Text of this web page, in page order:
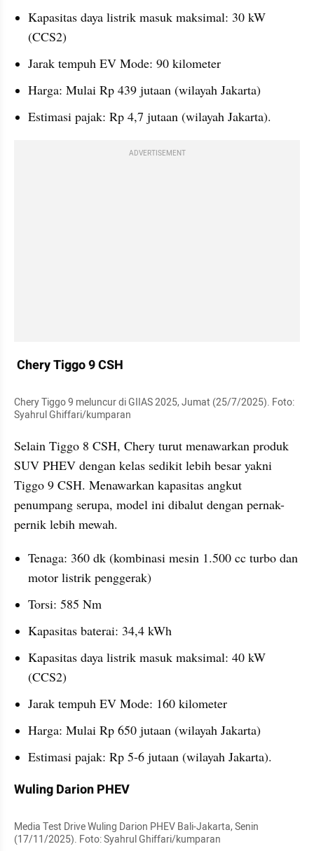
Kapasitas daya listrik masuk maksimal: 30 kW
(CCS2)
Jarak tempuh EV Mode: 90 kilometer
Harga: Mulai Rp 439 jutaan (wilayah Jakarta)
Estimasi pajak: Rp 4,7 jutaan (wilayah Jakarta).
ADVERTISEMENT
Chery Tiggo 9 CSH
Chery Tiggo 9 meluncur di GIIAS 2025, Jumat (25/7/2025). Foto:
Syahrul Ghiffari/kumparan
Selain Tiggo 8 CSH, Chery turut menawarkan produk
SUV PHEV dengan kelas sedikit lebih besar yakni
Tiggo 9 CSH. Menawarkan kapasitas angkut
penumpang serupa, model ini dibalut dengan pernak-
pernik lebih mewah.
Tenaga: 360 dk (kombinasi mesin 1.500 cc turbo dan
motor listrik penggerak)
Torsi: 585 Nm
Kapasitas baterai: 34,4 kWh
Kapasitas daya listrik masuk maksimal: 40 kW
(CCS2)
Jarak tempuh EV Mode: 160 kilometer
Harga: Mulai Rp 650 jutaan (wilayah Jakarta)
Estimasi pajak: Rp 5-6 jutaan (wilayah Jakarta).
Wuling Darion PHEV
Media Test Drive Wuling Darion PHEV Bali-Jakarta, Senin
(17/11/2025). Foto: Syahrul Ghiffari/kumparan